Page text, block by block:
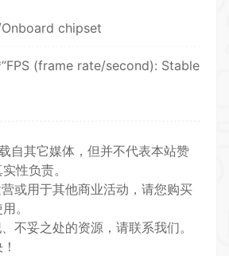
chipset
(frame rate/second): Stable
自其它媒体，但并不代表本站赞
性负责。
或用于其他商业活动，请您购买
。
不妥之处的资源，请联系我们。